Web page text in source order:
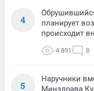
4
планирует
происходит
4 891 8
5
Наручники
Минздрава